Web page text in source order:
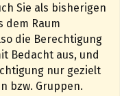
Sie als bisherigen
dem Raum
die Berechtigung
Bedacht aus, und
nur gezielt
bzw. Gruppen.